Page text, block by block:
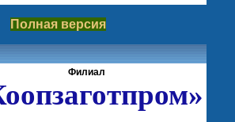
Полная версия
Филиал